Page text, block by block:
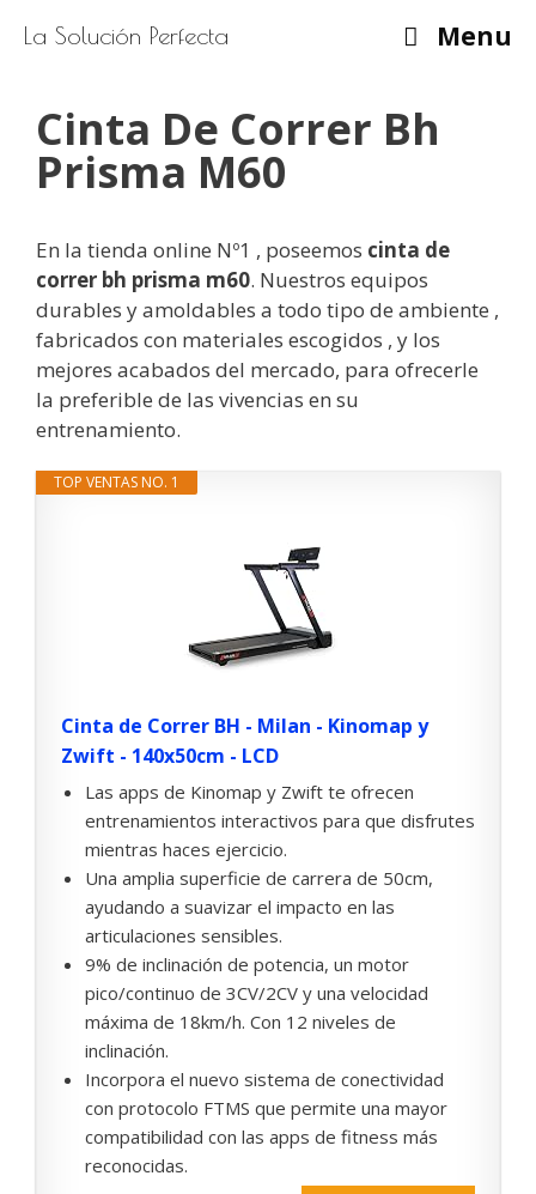
La Solución Perfecta Menu
Cinta De Correr Bh
Prisma M60
En la tienda online Nº1 , poseemos cinta de
correr bh prisma m60. Nuestros equipos
durables y amoldables a todo tipo de ambiente ,
fabricados con materiales escogidos , y los
mejores acabados del mercado, para ofrecerle
la preferible de las vivencias en su
entrenamiento.
TOP VENTAS NO. 1
Cinta de Correr BH - Milan - Kinomap y
Zwift - 140x50cm - LCD
Las apps de Kinomap y Zwift te ofrecen
entrenamientos interactivos para que disfrutes
mientras haces ejercicio.
Una amplia superficie de carrera de 50cm,
ayudando a suavizar el impacto en las
articulaciones sensibles.
9% de inclinación de potencia, un motor
pico/continuo de 3CV/2CV y una velocidad
máxima de 18km/h. Con 12 niveles de
inclinación.
Incorpora el nuevo sistema de conectividad
con protocolo FTMS que permite una mayor
compatibilidad con las apps de fitness más
reconocidas.